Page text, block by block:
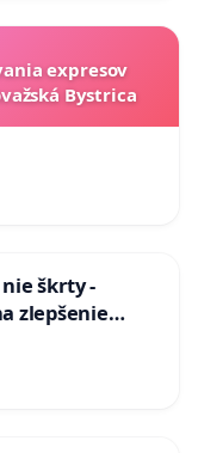
expresov
Bystrica
škrty -
zlepšenie